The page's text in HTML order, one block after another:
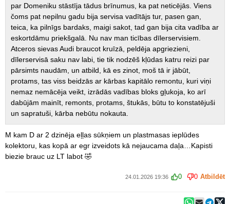
par Domeniku stāstīja tādus brīnumus, ka pat neticējās. Viens
čoms pat nepilnu gadu bija servisa vadītājs tur, pasen gan,
teica, ka pilnīgs bardaks, maigi sakot, tad gan bija cita vadība ar
eskortdāmu priekšgalā. Nu nav man ticības dīlerservisiem.
Atceros sievas Audi braucot kruīzā, peldēja apgriezieni,
dīlerservisā saku nav labi, tie tik nodzēš kļūdas katru reizi par
pārsimts naudām, un atbild, kā es zinot, moš tā ir jābūt,
protams, tas viss beidzās ar kārbas kapitālo remontu, kuri viņi
nemaz nemācēja veikt, izrādās vadības bloks gļukoja, ko arī
dabūjām mainīt, remonts, protams, štukās, būtu to konstatējuši
un sapratuši, kārba nebūtu nokauta.
M kam D ar 2 dzinēja eļļas sūkņiem un plastmasas ieplūdes
kolektoru, kas kopā ar egr izveidots kā nejaucama daļa…Kapisti
biezie brauc uz LT labot 🤣
24.01.2026 19:36 0 0 Atbildēt